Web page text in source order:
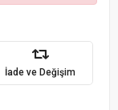
İade ve Değişim